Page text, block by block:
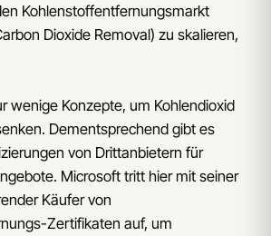
Kohlenstoffentfernungsmarkt
Dioxide Removal) zu skalieren,
wenige Konzepte, um Kohlendioxid
Dementsprechend gibt es
von Drittanbietern für
Microsoft tritt hier mit seiner
Käufer von
Zertifikaten auf, um